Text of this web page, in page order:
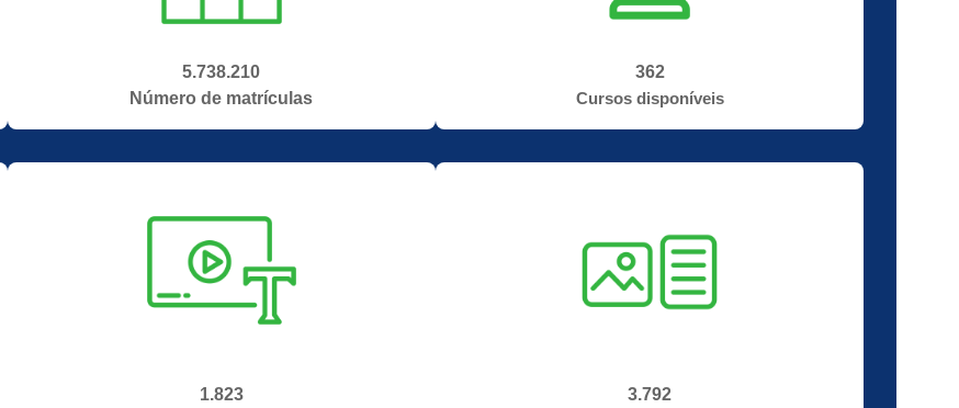
5.738.210
Número de matrículas
362
Cursos disponíveis
1.823
3.792